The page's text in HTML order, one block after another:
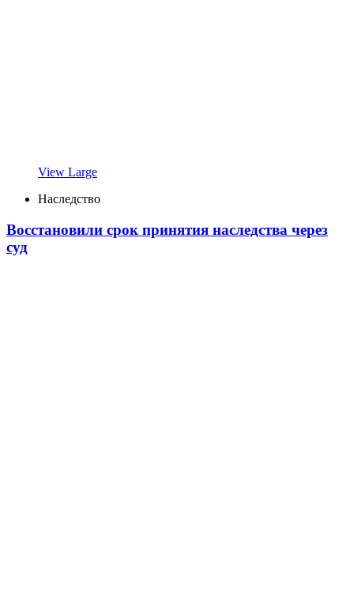
View Large
Наследство
Восстановили срок принятия наследства через
суд